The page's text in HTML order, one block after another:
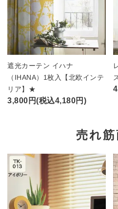
遮光カーテン イハナ
（IHANA）1枚入【北欧インテ
リア】★
3,800円(税込4,180円)
売れ筋